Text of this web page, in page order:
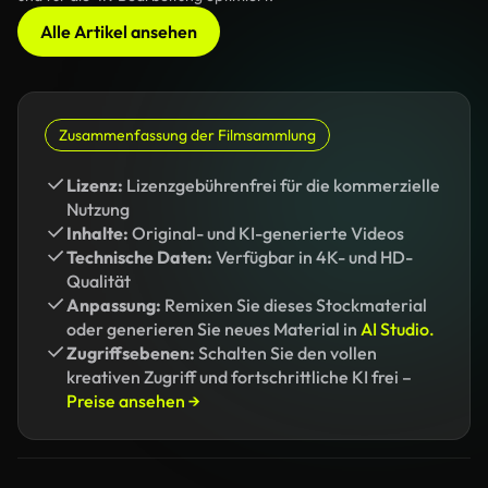
Alle Artikel ansehen
Zusammenfassung der Filmsammlung
Lizenz: Lizenzgebührenfrei für die kommerzielle
Nutzung
Inhalte: Original- und KI-generierte Videos
Technische Daten: Verfügbar in 4K- und HD-
Qualität
Anpassung: Remixen Sie dieses Stockmaterial
oder generieren Sie neues Material in AI Studio.
Zugriffsebenen: Schalten Sie den vollen
kreativen Zugriff und fortschrittliche KI frei –
Preise ansehen →